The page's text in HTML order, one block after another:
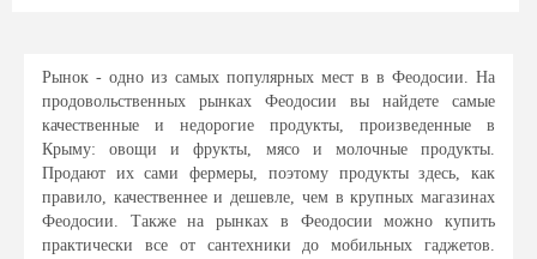
Рынок - одно из самых популярных мест в в Феодосии. На
продовольственных рынках Феодосии вы найдете самые
качественные и недорогие продукты, произведенные в
Крыму: овощи и фрукты, мясо и молочные продукты.
Продают их сами фермеры, поэтому продукты здесь, как
правило, качественнее и дешевле, чем в крупных магазинах
Феодосии. Также на рынках в Феодосии можно купить
практически все от сантехники до мобильных гаджетов.